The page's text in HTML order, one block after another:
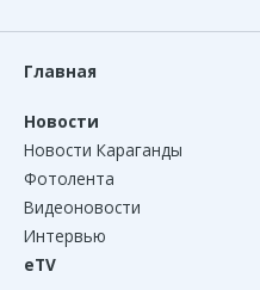
Главная
Новости
Новости Караганды
Фотолента
Видеоновости
Интервью
eTV